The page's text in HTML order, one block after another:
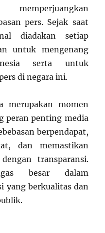
pers. Sejak saat
diadakan setiap
untuk mengenang
serta untuk
di negara ini.
merupakan momen
peran penting media
berpendapat,
dan memastikan
transparansi.
besar dalam
yang berkualitas dan